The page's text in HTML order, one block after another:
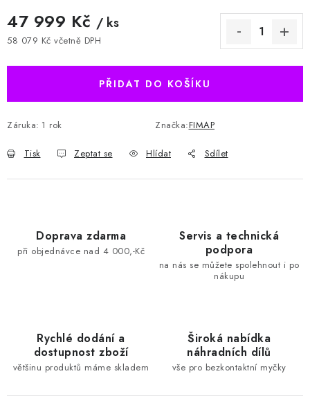
47 999 Kč / ks
58 079 Kč včetně DPH
PŘIDAT DO KOŠÍKU
Záruka: 1 rok Značka:FIMAP
Tisk Zeptat se Hlídat Sdílet
Doprava zdarma
při objednávce nad 4 000,-Kč
Servis a technická
podpora
na nás se můžete spolehnout i po
nákupu
Rychlé dodání a
dostupnost zboží
většinu produktů máme skladem
Široká nabídka
náhradních dílů
vše pro bezkontaktní myčky